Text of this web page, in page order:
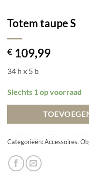
Totem taupe S
€ 109,99
34 h x 5 b
Slechts 1 op voorraad
Categorieën:Accessoires,